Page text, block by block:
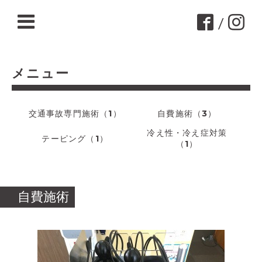
/
メニュー
交通事故専門施術（1） 自費施術（3）
テーピング（1）
冷え性・冷え症対策
（1）
自費施術